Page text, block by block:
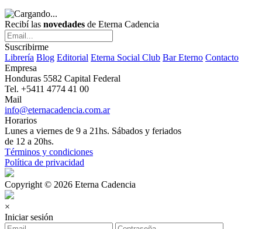
Recibí las novedades de Eterna Cadencia
Suscribirme
Librería Blog Editorial Eterna Social Club Bar Eterno Contacto
Empresa
Honduras 5582 Capital Federal
Tel. +5411 4774 41 00
Mail
info@eternacadencia.com.ar
Horarios
Lunes a viernes de 9 a 21hs. Sábados y feriados
de 12 a 20hs.
Términos y condiciones
Política de privacidad
Copyright © 2026 Eterna Cadencia
×
Iniciar sesión